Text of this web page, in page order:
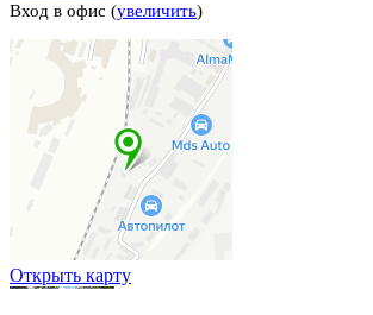
Вход в офис (увеличить)
Открыть карту